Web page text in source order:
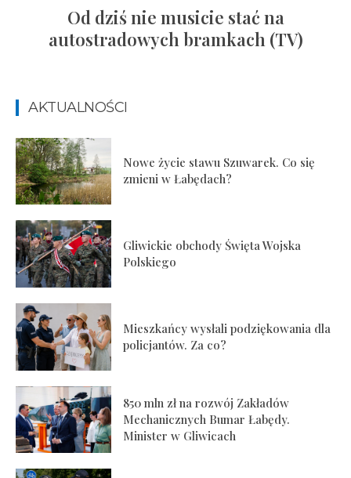
Od dziś nie musicie stać na
autostradowych bramkach (TV)
AKTUALNOŚCI
Nowe życie stawu Szuwarek. Co się
zmieni w Łabędach?
Gliwickie obchody Święta Wojska
Polskiego
Mieszkańcy wysłali podziękowania dla
policjantów. Za co?
850 mln zł na rozwój Zakładów
Mechanicznych Bumar Łabędy.
Minister w Gliwicach